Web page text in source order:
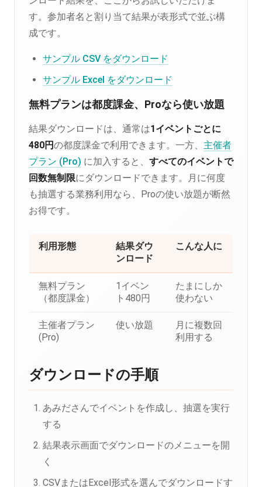
す。参加者名と割り当て結果が表形式で並ぶ構
成です。
サンプル CSV をダウンロード
サンプル Excel をダウンロード
無料プランは都度課金、Proなら使い放題
結果ダウンロードは、通常は1イベントごとに
480円の都度課金で利用できます。一方、 主催者
プラン (Pro) に加入すると、 すべてのイベントで
回数無制限にダウンロードできます。月に何度
も抽選する業務利用なら、Proの使い放題が断然
お得です。
利用形態
結果ダウ
ンロード
こんな人に
無料プラン
（都度課金）
1イベン
ト480円
たまにしか
使わない
主催者プラン
(Pro)
使い放題
月に複数回
利用する
ダウンロードの手順
あみださんでイベントを作成し、抽選を実行
する
結果表示画面でダウンロードのメニューを開
く
CSVまたはExcel形式を選んでダウンロードす